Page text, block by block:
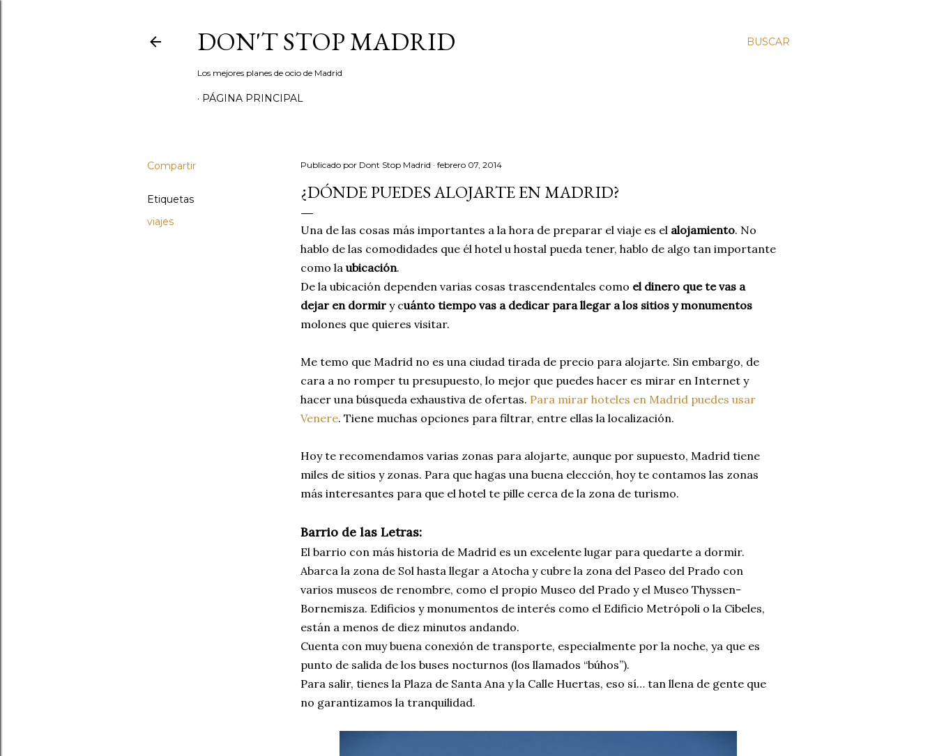
BUSCAR
DON'T STOP MADRID
Los mejores planes de ocio de Madrid
PÁGINA PRINCIPAL
Compartir
Etiquetas
viajes
Publicado por Dont Stop Madrid febrero 07, 2014
¿DÓNDE PUEDES ALOJARTE EN MADRID?
Una de las cosas más importantes a la hora de preparar el viaje es el alojamiento. No
hablo de las comodidades que él hotel u hostal pueda tener, hablo de algo tan importante
como la ubicación.
De la ubicación dependen varias cosas trascendentales como el dinero que te vas a
dejar en dormir y cuánto tiempo vas a dedicar para llegar a los sitios y monumentos
molones que quieres visitar.
Me temo que Madrid no es una ciudad tirada de precio para alojarte. Sin embargo, de
cara a no romper tu presupuesto, lo mejor que puedes hacer es mirar en Internet y
hacer una búsqueda exhaustiva de ofertas. Para mirar hoteles en Madrid puedes usar
Venere. Tiene muchas opciones para filtrar, entre ellas la localización.
Hoy te recomendamos varias zonas para alojarte, aunque por supuesto, Madrid tiene
miles de sitios y zonas. Para que hagas una buena elección, hoy te contamos las zonas
más interesantes para que el hotel te pille cerca de la zona de turismo.
Barrio de las Letras:
El barrio con más historia de Madrid es un excelente lugar para quedarte a dormir.
Abarca la zona de Sol hasta llegar a Atocha y cubre la zona del Paseo del Prado con
varios museos de renombre, como el propio Museo del Prado y el Museo Thyssen-
Bornemisza. Edificios y monumentos de interés como el Edificio Metrópoli o la Cibeles,
están a menos de diez minutos andando.
Cuenta con muy buena conexión de transporte, especialmente por la noche, ya que es
punto de salida de los buses nocturnos (los llamados “búhos”).
Para salir, tienes la Plaza de Santa Ana y la Calle Huertas, eso sí… tan llena de gente que
no garantizamos la tranquilidad.